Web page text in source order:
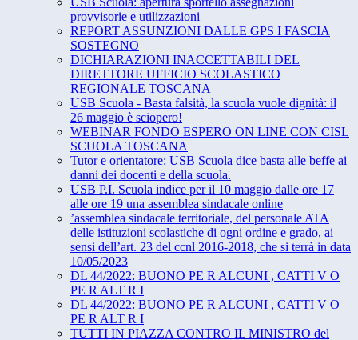
provvisorie e utilizzazioni
REPORT ASSUNZIONI DALLE GPS I FASCIA
SOSTEGNO
DICHIARAZIONI INACCETTABILI DEL
DIRETTORE UFFICIO SCOLASTICO
REGIONALE TOSCANA
USB Scuola - Basta falsità, la scuola vuole dignità: il
26 maggio è sciopero!
WEBINAR FONDO ESPERO ON LINE CON CISL
SCUOLA TOSCANA
Tutor e orientatore: USB Scuola dice basta alle beffe ai
danni dei docenti e della scuola.
USB P.I. Scuola indice per il 10 maggio dalle ore 17
alle ore 19 una assemblea sindacale online
’assemblea sindacale territoriale, del personale ATA
delle istituzioni scolastiche di ogni ordine e grado, ai
sensi dell’art. 23 del ccnl 2016-2018, che si terrà in data
10/05/2023
DL 44/2022: BUONO PE R ALCUNI , CATTI V O
PE R ALT R I
DL 44/2022: BUONO PE R ALCUNI , CATTI V O
PE R ALT R I
TUTTI IN PIAZZA CONTRO IL MINISTRO del